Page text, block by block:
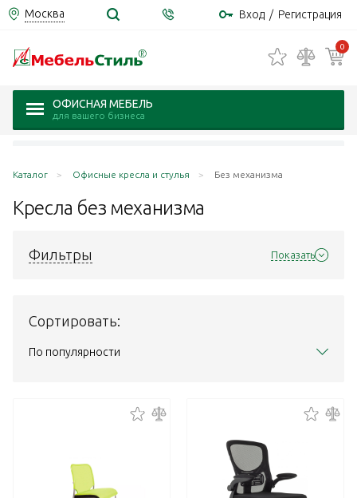
Москва Вход / Регистрация
0
ОФИСНАЯ МЕБЕЛЬ
для вашего бизнеса
Каталог Офисные кресла и стулья Без механизма
Кресла без механизма
Фильтры Показать
Сортировать:
По популярности